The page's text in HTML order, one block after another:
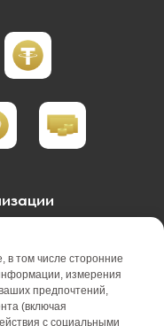
Акции
Отзывы
в том числе сторонние
измерения
предпочтений,
(включая
с социальными